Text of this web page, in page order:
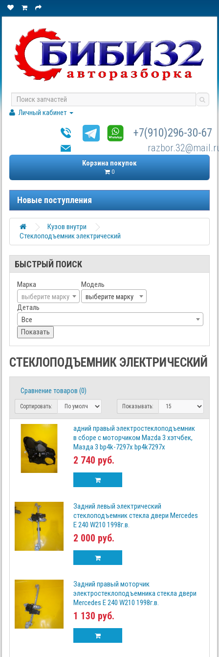
Личный кабинет
+7(910)296-30-67
Корзина покупок
0
Новые поступления
Кузов внутри
Стеклоподъемник электрический
БЫСТРЫЙ ПОИСК
Марка
выберите марку
Модель
выберите марку
Деталь
Все
Показать
СТЕКЛОПОДЪЕМНИК ЭЛЕКТРИЧЕСКИЙ
Сравнение товаров (0)
Сортировать: Показывать:
адний правый электростеклоподъемник
в сборе с моторчиком Mazda 3 хэтчбек,
Мазда 3 bp4k-7297x bp4k7297x
2 740 руб.
Задний левый электрический
стеклоподъемник стекла двери Mercedes
Е 240 W210 1998г.в.
2 000 руб.
Задний правый моторчик
электростеклоподъемника стекла двери
Mercedes Е 240 W210 1998г.в.
1 130 руб.